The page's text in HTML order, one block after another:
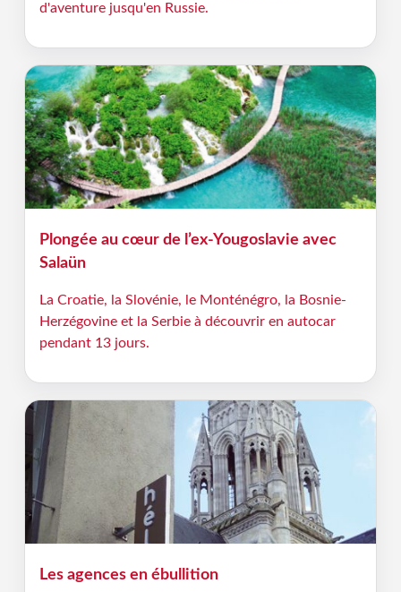
d'aventure jusqu'en Russie.
Plongée au cœur de l’ex-Yougoslavie avec
Salaün
La Croatie, la Slovénie, le Monténégro, la Bosnie-
Herzégovine et la Serbie à découvrir en autocar
pendant 13 jours.
Les agences en ébullition